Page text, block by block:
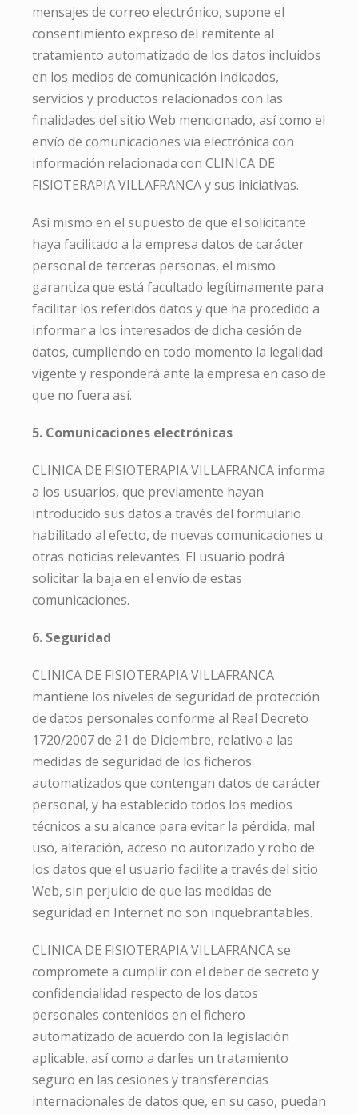
mensajes de correo electrónico, supone el
consentimiento expreso del remitente al
tratamiento automatizado de los datos incluidos
en los medios de comunicación indicados,
servicios y productos relacionados con las
finalidades del sitio Web mencionado, así como el
envío de comunicaciones vía electrónica con
información relacionada con CLINICA DE
FISIOTERAPIA VILLAFRANCA y sus iniciativas.
Así mismo en el supuesto de que el solicitante
haya facilitado a la empresa datos de carácter
personal de terceras personas, el mismo
garantiza que está facultado legítimamente para
facilitar los referidos datos y que ha procedido a
informar a los interesados de dicha cesión de
datos, cumpliendo en todo momento la legalidad
vigente y responderá ante la empresa en caso de
que no fuera así.
5. Comunicaciones electrónicas
CLINICA DE FISIOTERAPIA VILLAFRANCA informa
a los usuarios, que previamente hayan
introducido sus datos a través del formulario
habilitado al efecto, de nuevas comunicaciones u
otras noticias relevantes. El usuario podrá
solicitar la baja en el envío de estas
comunicaciones.
6. Seguridad
CLINICA DE FISIOTERAPIA VILLAFRANCA
mantiene los niveles de seguridad de protección
de datos personales conforme al Real Decreto
1720/2007 de 21 de Diciembre, relativo a las
medidas de seguridad de los ficheros
automatizados que contengan datos de carácter
personal, y ha establecido todos los medios
técnicos a su alcance para evitar la pérdida, mal
uso, alteración, acceso no autorizado y robo de
los datos que el usuario facilite a través del sitio
Web, sin perjuicio de que las medidas de
seguridad en Internet no son inquebrantables.
CLINICA DE FISIOTERAPIA VILLAFRANCA se
compromete a cumplir con el deber de secreto y
confidencialidad respecto de los datos
personales contenidos en el fichero
automatizado de acuerdo con la legislación
aplicable, así como a darles un tratamiento
seguro en las cesiones y transferencias
internacionales de datos que, en su caso, puedan